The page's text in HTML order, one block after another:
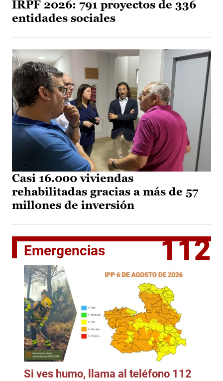
IRPF 2026: 791 proyectos de 336
entidades sociales
Casi 16.000 viviendas
rehabilitadas gracias a más de 57
millones de inversión
Emergencias 112
Si ves humo, llama al teléfono 112